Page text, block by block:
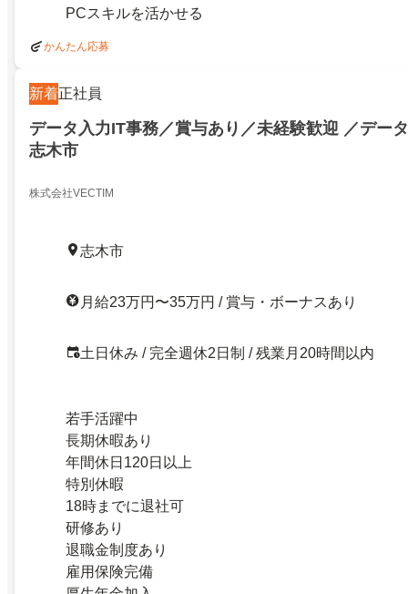
PCスキルを活かせる
かんたん応募
新着正社員
データ入力IT事務／賞与あり／未経験歓迎 ／デー
志木市
株式会社VECTIM
志木市
月給23万円〜35万円 / 賞与・ボーナスあり
土日休み / 完全週休2日制 / 残業月20時間以内
若手活躍中
長期休暇あり
年間休日120日以上
特別休暇
18時までに退社可
研修あり
退職金制度あり
雇用保険完備